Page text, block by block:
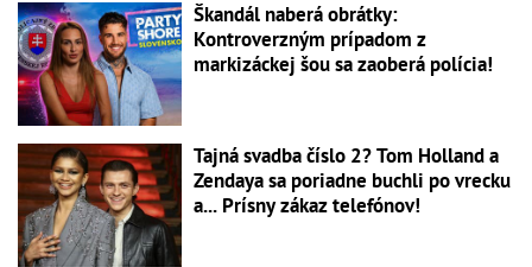
Škandál naberá obrátky:
Kontroverzným prípadom z
markizáckej šou sa zaoberá polícia!
Tajná svadba číslo 2? Tom Holland a
Zendaya sa poriadne buchli po vrecku
a... Prísny zákaz telefónov!